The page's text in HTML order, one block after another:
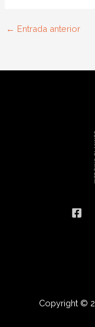
← Entrada anterior
Copyright ©